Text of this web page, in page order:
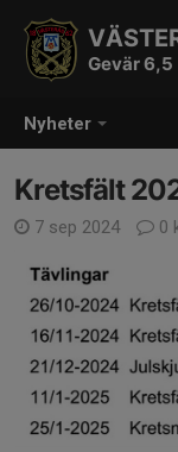
Nyheter
Gevär 6,5
Kretsfält
7 sep 2024 0